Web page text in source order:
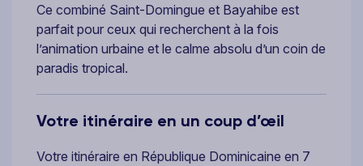
Ce combiné Saint-Domingue et Bayahibe est
parfait pour ceux qui recherchent à la fois
l’animation urbaine et le calme absolu d’un coin de
paradis tropical.
Votre itinéraire en un coup d’œil
Votre itinéraire en République Dominicaine en 7